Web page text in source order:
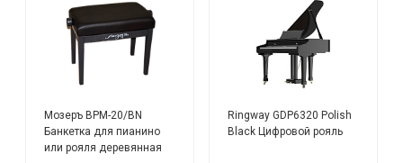
Мозеръ BPM-20/BN
Банкетка для пианино
или рояля деревянная
Ringway GDP6320 Polish
Black Цифровой рояль